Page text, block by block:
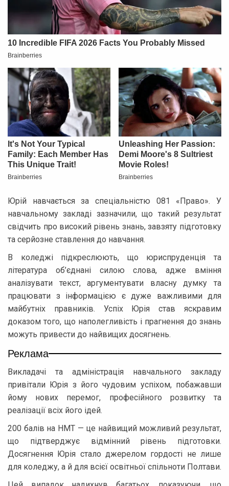
Юрій навчається за спеціальністю 081 «Право». У
навчальному закладі зазначили, що такий результат
свідчить про високий рівень знань, завзяту підготовку
та серйозне ставлення до навчання.
В коледжі підкреслюють, що юриспруденція та
література об’єднані силою слова, адже вміння
аналізувати текст, аргументувати власну думку та
працювати з інформацією є дуже важливими для
майбутніх правників. Успіх Юрія став яскравим
доказом того, що наполегливість і прагнення до знань
можуть привести до найвищих досягнень.
Реклама
Викладачі та адміністрація навчального закладу
привітали Юрія з його чудовим успіхом, побажавши
йому нових перемог, професійного розвитку та
реалізації всіх його ідей.
200 балів на НМТ — це найвищий можливий результат,
що підтверджує відмінний рівень підготовки.
Досягнення Юрія стало джерелом гордості не лише
для коледжу, а й для всієї освітньої спільноти Полтави.